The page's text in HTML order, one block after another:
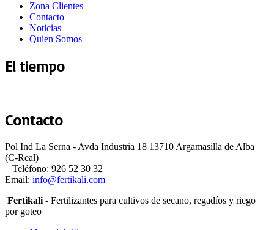
Zona Clientes
Contacto
Noticias
Quien Somos
El tiempo
Contacto
Pol Ind La Serna - Avda Industria 18 13710 Argamasilla de Alba
(C-Real)
Teléfono: 926 52 30 32
Email:
Fertikali - Fertilizantes para cultivos de secano, regadíos y riego
por goteo